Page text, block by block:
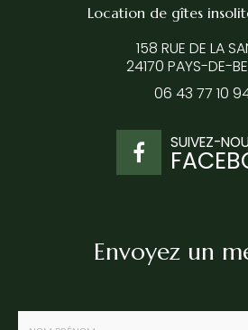
Location de gîtes
158 RUE DE LA
24170 PAYS-DE-
06 43 77 10
SUIVEZ-
Envoyez un